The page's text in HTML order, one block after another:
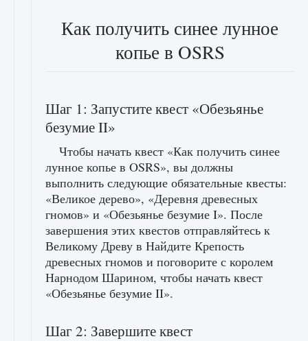
Как получить синее лунное
копье в OSRS
Шаг 1: Запустите квест «Обезьянье
безумие II»
Чтобы начать квест «Как получить синее
лунное копье в OSRS», вы должны
выполнить следующие обязательные квесты:
«Великое дерево», «Деревня древесных
гномов» и «Обезьянье безумие I». После
завершения этих квестов отправляйтесь к
Великому Древу в Найдите Крепость
древесных гномов и поговорите с королем
Нарнодом Шарином, чтобы начать квест
«Обезьянье безумие II».
Шаг 2: Завершите квест